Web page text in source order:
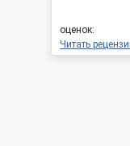
оценок:
Читать